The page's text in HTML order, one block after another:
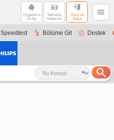
Uygulama
ile Aç
Teknoloji
Haberleri
Giriş ve
Kayıt
Speedtest Bölüme Git Destek